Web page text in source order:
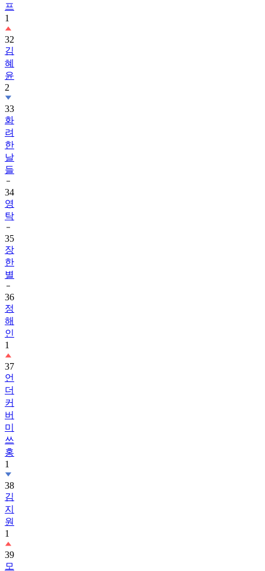
프
1
32
김
혜
윤
2
33
화
려
한
날
들
34
영
탁
35
장
한
별
36
정
해
인
1
37
언
더
커
버
미
쓰
홍
1
38
김
지
원
1
39
모